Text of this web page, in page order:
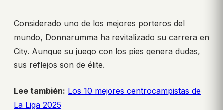
Considerado uno de los mejores porteros del
mundo, Donnarumma ha revitalizado su carrera en
City. Aunque su juego con los pies genera dudas,
sus reflejos son de élite.
Lee también: Los 10 mejores centrocampistas de
La Liga 2025